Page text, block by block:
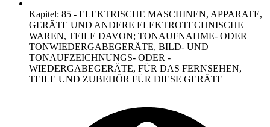
Kapitel: 85 - ELEKTRISCHE MASCHINEN, APPARATE,
GERÄTE UND ANDERE ELEKTROTECHNISCHE
WAREN, TEILE DAVON; TONAUFNAHME- ODER
TONWIEDERGABEGERÄTE, BILD- UND
TONAUFZEICHNUNGS- ODER -
WIEDERGABEGERÄTE, FÜR DAS FERNSEHEN,
TEILE UND ZUBEHÖR FÜR DIESE GERÄTE